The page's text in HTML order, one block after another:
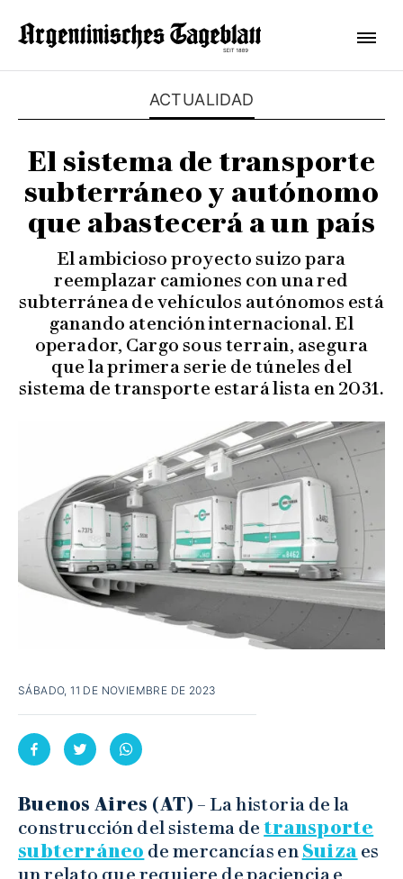
ACTUALIDAD
El sistema de transporte
subterráneo y autónomo
que abastecerá a un país
El ambicioso proyecto suizo para
reemplazar camiones con una red
subterránea de vehículos autónomos está
ganando atención internacional. El
operador, Cargo sous terrain, asegura
que la primera serie de túneles del
sistema de transporte estará lista en 2031.
SÁBADO, 11 DE NOVIEMBRE DE 2023
Buenos Aires (AT) – La historia de la
construcción del sistema detransporte
subterráneo de mercancías en Suiza es
un relato que requiere de paciencia e